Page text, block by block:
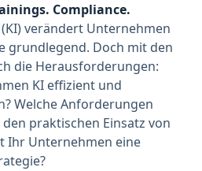
Compliance.
verändert Unternehmen
grundlegend. Doch mit den
die Herausforderungen:
KI effizient und
Welche Anforderungen
praktischen Einsatz von
Ihr Unternehmen eine